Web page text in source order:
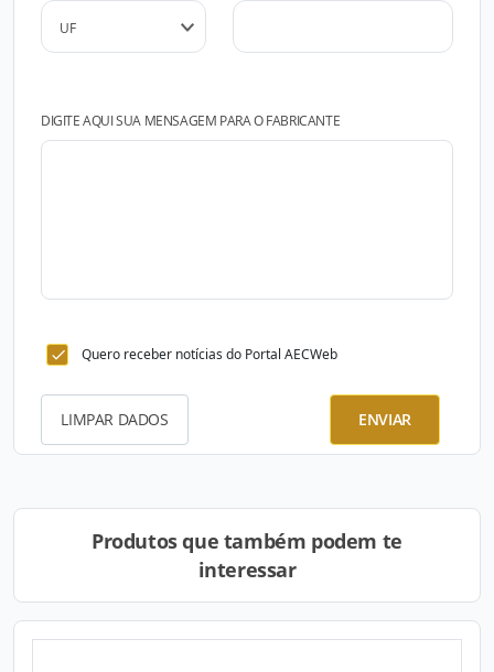
DIGITE AQUI SUA MENSAGEM PARA O FABRICANTE
Quero receber notícias do Portal AECWeb
LIMPAR DADOS ENVIAR
Produtos que também podem te
interessar